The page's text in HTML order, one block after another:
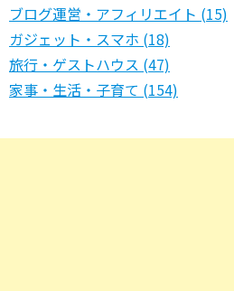
ブログ運営・アフィリエイト (15)
ガジェット・スマホ (18)
旅行・ゲストハウス (47)
家事・生活・子育て (154)